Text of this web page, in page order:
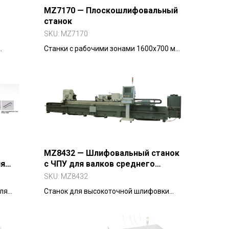
MZ7170 — Плоскошлифовальный
станок
SKU: MZ7170
Станки с рабочими зонами 1600х700 мм,
MZ8432 — Шлифовальный станок
с ЧПУ для валков среднего
диаметра
SKU: MZ8432
Станок для высокоточной шлифовки